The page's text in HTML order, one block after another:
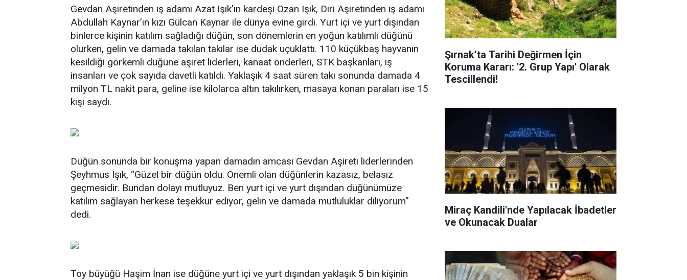
Gevdan Aşiretinden iş adamı Azat Işık’ın kardeşi Ozan Işık, Diri Aşiretinden iş adamı
Abdullah Kaynar’ın kızı Gülcan Kaynar ile dünya evine girdi. Yurt içi ve yurt dışından
binlerce kişinin katılım sağladığı düğün, son dönemlerin en yoğun katılımlı düğünü
olurken, gelin ve damada takılan takılar ise dudak uçuklattı. 110 küçükbaş hayvanın
kesildiği görkemli düğüne aşiret liderleri, kanaat önderleri, STK başkanları, iş
insanları ve çok sayıda davetli katıldı. Yaklaşık 4 saat süren takı sonunda damada 4
milyon TL nakit para, geline ise kilolarca altın takılırken, masaya konan paraları ise 15
kişi saydı.
Düğün sonunda bir konuşma yapan damadın amcası Gevdan Aşireti liderlerinden
Şeyhmus Işık, “Güzel bir düğün oldu. Önemli olan düğünlerin kazasız, belasız
geçmesidir. Bundan dolayı mutluyuz. Ben yurt içi ve yurt dışından düğünümüze
katılım sağlayan herkese teşekkür ediyor, gelin ve damada mutluluklar diliyorum”
dedi.
Toy büyüğü Haşim İnan ise düğüne yurt içi ve yurt dışından yaklaşık 5 bin kişinin
Şırnak’ta Tarihi Değirmen İçin
Koruma Kararı: '2. Grup Yapı' Olarak
Tescillendi!
Miraç Kandili'nde Yapılacak İbadetler
ve Okunacak Dualar